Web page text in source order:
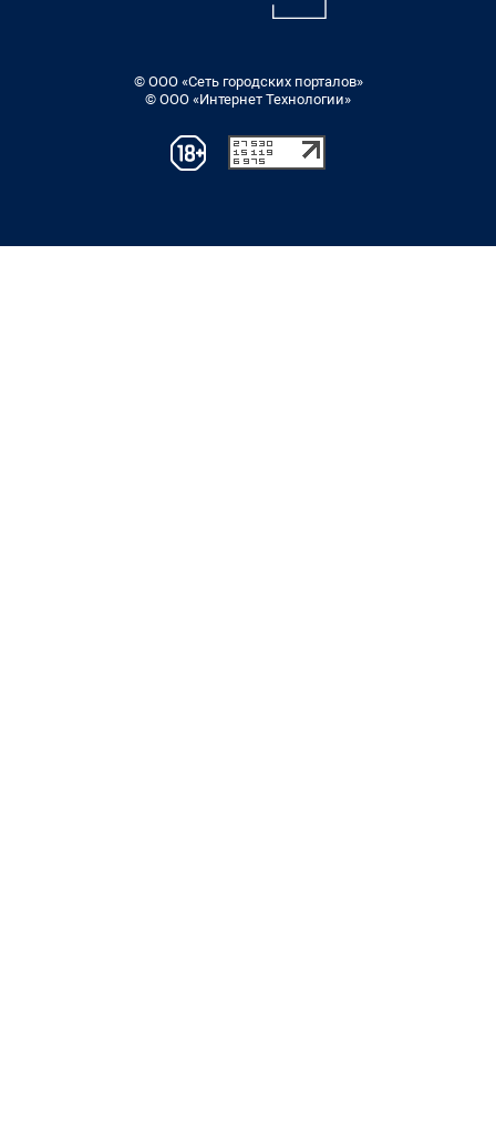
© ООО «Сеть городских порталов»
© ООО «Интернет Технологии»